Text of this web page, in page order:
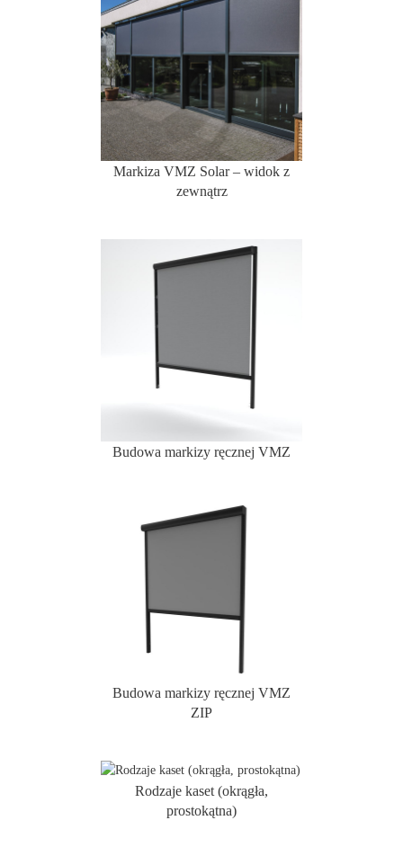
Markiza VMZ Solar – widok z
zewnątrz
Budowa markizy ręcznej VMZ
Budowa markizy ręcznej VMZ
ZIP
Rodzaje kaset (okrągła,
prostokątna)